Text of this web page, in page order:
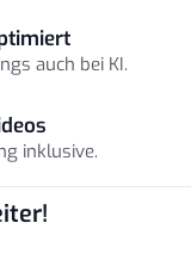
auch bei KI.
inklusive.